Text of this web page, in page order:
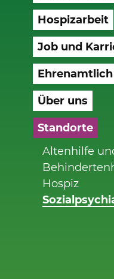
Hospizarbeit
Job und
Über uns
Standorte
Altenhilfe
Hospiz